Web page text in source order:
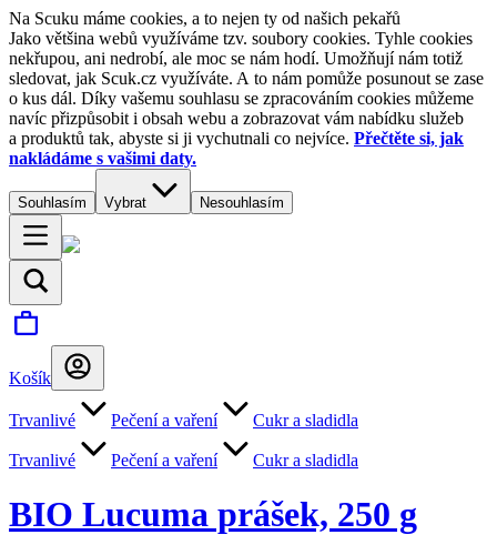
Na Scuku máme cookies, a to nejen ty od našich pekařů
Jako většina webů využíváme tzv. soubory cookies. Tyhle cookies
nekřupou, ani nedrobí, ale moc se nám hodí. Umožňují nám totiž
sledovat, jak Scuk.cz využíváte. A to nám pomůže posunout se zase
o kus dál. Díky vašemu souhlasu se zpracováním cookies můžeme
navíc přizpůsobit i obsah webu a zobrazovat vám nabídku služeb
a produktů tak, abyste si ji vychutnali co nejvíce. Přečtěte si, jak
nakládáme s vašimi daty.
Souhlasím Vybrat Nesouhlasím
Košík
Trvanlivé Pečení a vaření Cukr a sladidla
Trvanlivé Pečení a vaření Cukr a sladidla
BIO Lucuma prášek, 250 g